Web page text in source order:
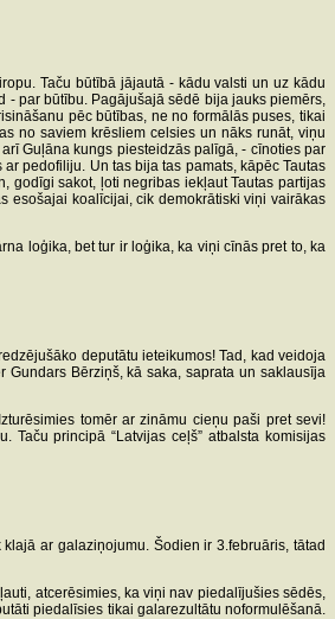
Taču būtībā jājautā - kādu valsti un uz kādu
- par būtību. Pagājušajā sēdē bija jauks piemērs,
pēc būtības, ne no formālās puses, tikai
no saviem krēsliem celsies un nāks runāt, viņu
Guļāna kungs piesteidzās palīgā, - cīnoties par
pedofiliju. Un tas bija tas pamats, kāpēc Tautas
godīgi sakot, ļoti negribas iekļaut Tautas partijas
esošajai koalīcijai, cik demokrātiski viņi vairākas
loģika, bet tur ir loģika, ka viņi cīnās pret to, ka
deputātu ieteikumos! Tad, kad veidoja
Gundars Bērziņš, kā saka, saprata un saklausīja
tomēr ar zināmu cieņu paši pret sevi!
principā “Latvijas ceļš” atbalsta komisijas
ar galaziņojumu. Šodien ir 3.februāris, tātad
atcerēsimies, ka viņi nav piedalījušies sēdēs,
piedalīsies tikai galarezultātu noformulēšanā.